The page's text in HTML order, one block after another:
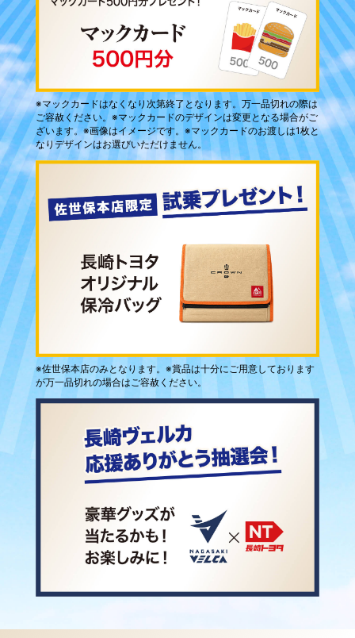
※マックカードはなくなり次第終了となります。万一品切れの際は
ご容赦ください。※マックカードのデザインは変更となる場合がご
ざいます。※画像はイメージです。※マックカードのお渡しは1枚と
なりデザインはお選びいただけません。
※佐世保本店のみとなります。※賞品は十分にご用意しております
が万一品切れの場合はご容赦ください。